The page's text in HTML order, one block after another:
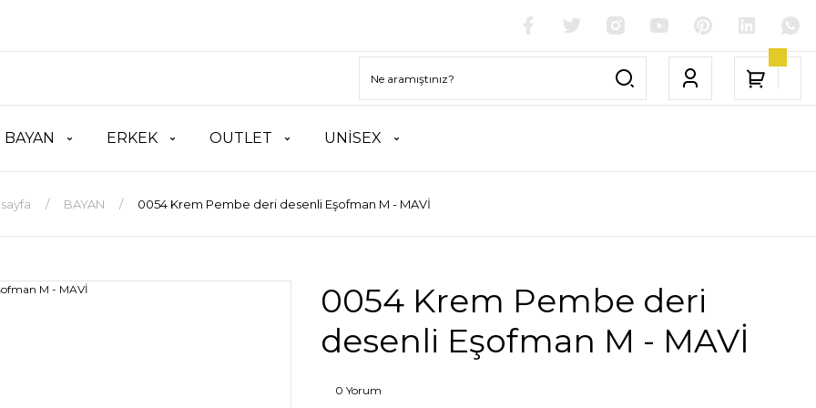
BAYAN ERKEK OUTLET UNİSEX
BAYAN 0054 Krem Pembe deri desenli Eşofman M - MAVİ
0054 Krem Pembe deri
desenli Eşofman M - MAVİ
0 Yorum